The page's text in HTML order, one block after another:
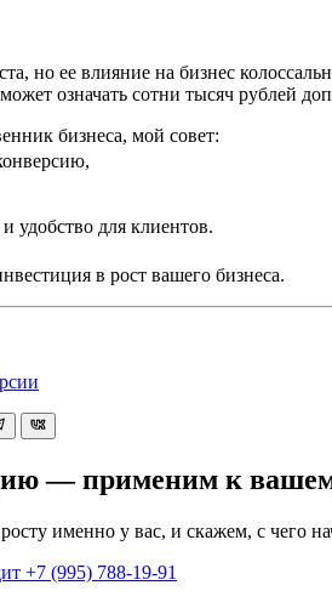
но ее влияние на бизнес
означать сотни тысяч рублей
бизнеса, мой совет:
удобство для клиентов.
в рост вашего бизнеса.
— применим к
именно у вас, и скажем, с чего
+7 (995) 788-19-91